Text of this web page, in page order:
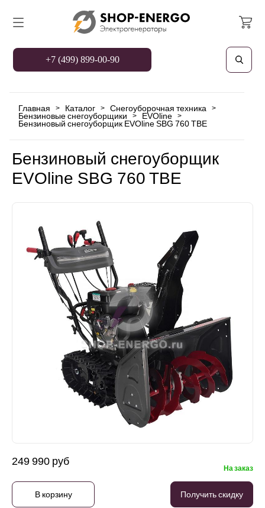
+7 (499) 899-00-90
Главная > Каталог > Снегоуборочная техника >
Бензиновые снегоуборщики > EVOline >
Бензиновый снегоуборщик EVOline SBG 760 TBE
Бензиновый снегоуборщик
EVOline SBG 760 TBE
249 990 руб
На заказ
В корзину Получить скидку